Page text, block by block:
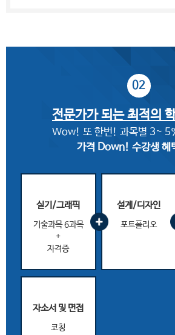
02
전문가가 되는최적의
Wow! 또 한번! 과목별 3~
가격 Down! 수강생 혜
실기/그래픽
기술과목 6과목
+
자격증
설계/디자인
포트폴리오
자소서 및 면접
코칭